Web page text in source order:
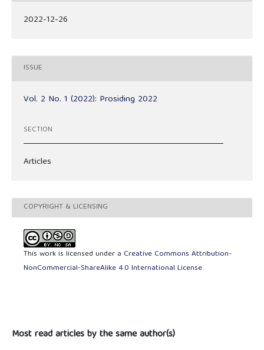
2022-12-26
ISSUE
Vol. 2 No. 1 (2022): Prosiding 2022
SECTION
Articles
COPYRIGHT & LICENSING
This work is licensed under a Creative Commons Attribution-
NonCommercial-ShareAlike 4.0 International License.
Most read articles by the same author(s)